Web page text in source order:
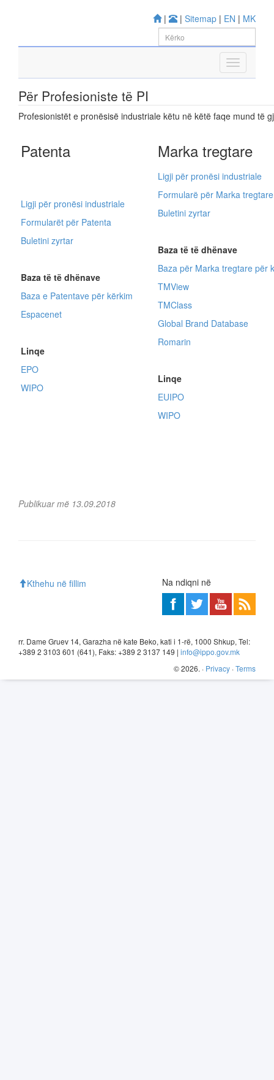
| | Sitemap | EN | MK
Për Profesioniste të PI
Profesionistët e pronësisë industriale këtu në këtë faqe mund të
Patenta Marka tregtare
Ligji për pronësi industriale
Formularët për Patenta
Buletini zyrtar
Baza të të dhënave
Baza e Patentave për kërkim
Espacenet
Linqe
EPO
WIPO
Ligji për pronësi industriale
Formularë për Marka tregtare
Buletini zyrtar
Baza të të dhënave
Baza për Marka tregtare për
TMView
TMClass
Global Brand Database
Romarin
Linqe
EUIPO
WIPO
Publikuar më 13.09.2018
Kthehu në fillim Na ndiqni në
rr. Dame Gruev 14, Garazha në kate Beko, kati i 1-rë, 1000 Shkup, Tel:
+389 2 3103 601 (641), Faks: +389 2 3137 149 | info@ippo.gov.mk
©2026. · Privacy ·Terms